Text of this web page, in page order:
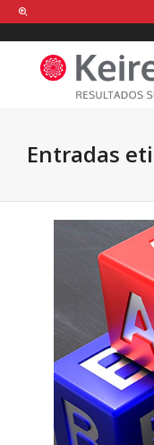
Help me
shirts in a
between £
Entradas